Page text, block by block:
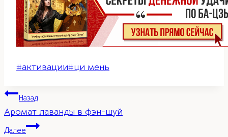
Метки
#активации#ци мень
Навигация
по
Назад
Аромат лаванды в фэн-шуй
Далее